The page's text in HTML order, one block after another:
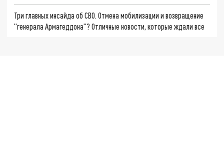
Три главных инсайда об СВО. Отмена мобилизации и возвращение
"генерала Армагеддона"? Отличные новости, которые ждали все